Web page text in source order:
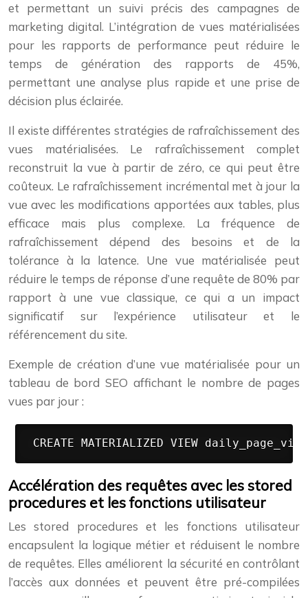
et permettant un suivi précis des campagnes de
marketing digital. L’intégration de vues matérialisées
pour les rapports de performance peut réduire le
temps de génération des rapports de 45%,
permettant une analyse plus rapide et une prise de
décision plus éclairée.
Il existe différentes stratégies de rafraîchissement des
vues matérialisées. Le rafraîchissement complet
reconstruit la vue à partir de zéro, ce qui peut être
coûteux. Le rafraîchissement incrémental met à jour la
vue avec les modifications apportées aux tables, plus
efficace mais plus complexe. La fréquence de
rafraîchissement dépend des besoins et de la
tolérance à la latence. Une vue matérialisée peut
réduire le temps de réponse d’une requête de 80% par
rapport à une vue classique, ce qui a un impact
significatif sur l’expérience utilisateur et le
référencement du site.
Exemple de création d’une vue matérialisée pour un
tableau de bord SEO affichant le nombre de pages
vues par jour :
CREATE MATERIALIZED VIEW
Accélération des requêtes avec les stored
procedures et les fonctions utilisateur
Les stored procedures et les fonctions utilisateur
encapsulent la logique métier et réduisent le nombre
de requêtes. Elles améliorent la sécurité en contrôlant
l’accès aux données et peuvent être pré-compilées